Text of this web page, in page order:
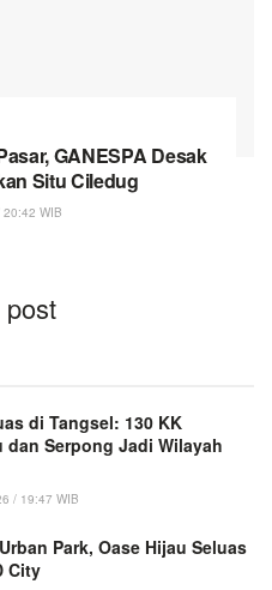
GANESPA Desak
Situ Ciledug
WIB
di Tangsel: 130 KK
dan Serpong Jadi Wilayah
/ 19:47 WIB
Park, Oase Hijau Seluas
City